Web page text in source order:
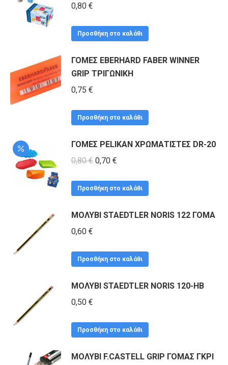
0,80 €
Προσθήκη στο καλάθι
ΓΟΜΕΣ EBERHARD FABER WINNER
GRIP ΤΡΙΓΩΝΙΚΗ
0,75 €
Προσθήκη στο καλάθι
ΓΟΜΕΣ PELIKAN ΧΡΩΜΑΤΙΣΤΕΣ DR-20
0,80€ Original
was:
0,70 €
τιμή
0,70 €.
Προσθήκη στο καλάθι
ΜΟΛΥΒΙ STAEDTLER NORIS 122 ΓΟΜΑ
0,60 €
Προσθήκη στο καλάθι
ΜΟΛΥΒΙ STAEDTLER NORIS 120-ΗΒ
0,50 €
Προσθήκη στο καλάθι
ΜΟΛΥΒΙ F.CASTELL GRIP ΓΟΜΑΣ ΓΚΡΙ